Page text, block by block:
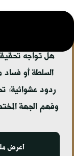
هل تواجه
السلطة أو فساد
ردود عشوائية؛
وفهم الجهة
اعرض